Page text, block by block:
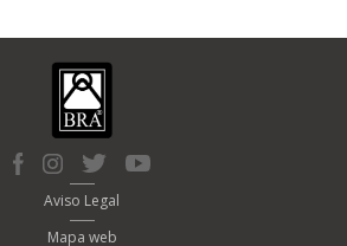
Aviso Legal
Mapa web